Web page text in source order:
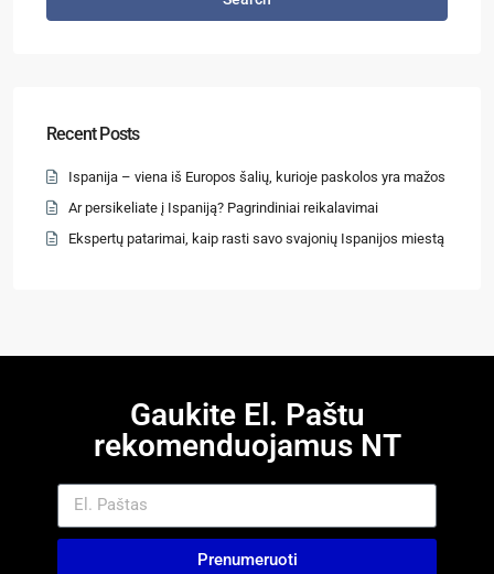
Recent Posts
Ispanija – viena iš Europos šalių, kurioje paskolos yra mažos
Ar persikeliate į Ispaniją? Pagrindiniai reikalavimai
Ekspertų patarimai, kaip rasti savo svajonių Ispanijos miestą
Gaukite El. Paštu
rekomenduojamus NT
Prenumeruoti